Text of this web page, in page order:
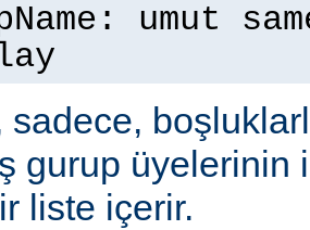
umut
sadece,
gurup
liste içerir.